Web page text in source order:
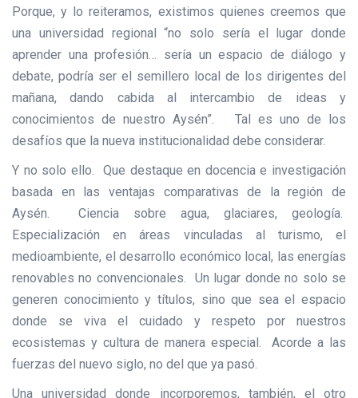
Porque, y lo reiteramos, existimos quienes creemos que
una universidad regional “no solo sería el lugar donde
aprender una profesión… sería un espacio de diálogo y
debate, podría ser el semillero local de los dirigentes del
mañana, dando cabida al intercambio de ideas y
conocimientos de nuestro Aysén”. Tal es uno de los
desafíos que la nueva institucionalidad debe considerar.
Y no solo ello. Que destaque en docencia e investigación
basada en las ventajas comparativas de la región de
Aysén. Ciencia sobre agua, glaciares, geología.
Especialización en áreas vinculadas al turismo, el
medioambiente, el desarrollo económico local, las energías
renovables no convencionales. Un lugar donde no solo se
generen conocimiento y títulos, sino que sea el espacio
donde se viva el cuidado y respeto por nuestros
ecosistemas y cultura de manera especial. Acorde a las
fuerzas del nuevo siglo, no del que ya pasó.
Una universidad donde incorporemos, también, el otro